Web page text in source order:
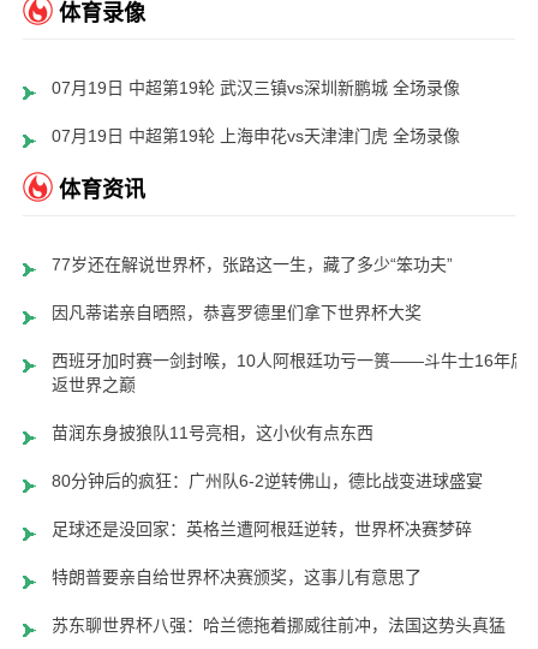
体育录像
07月19日 中超第19轮 武汉三镇vs深圳新鹏城 全场录像
07月19日 中超第19轮 上海申花vs天津津门虎 全场录像
体育资讯
77岁还在解说世界杯，张路这一生，藏了多少“笨功夫”
因凡蒂诺亲自晒照，恭喜罗德里们拿下世界杯大奖
西班牙加时赛一剑封喉，10人阿根廷功亏一篑——斗牛士16年后
返世界之巅
苗润东身披狼队11号亮相，这小伙有点东西
80分钟后的疯狂：广州队6-2逆转佛山，德比战变进球盛宴
足球还是没回家：英格兰遭阿根廷逆转，世界杯决赛梦碎
特朗普要亲自给世界杯决赛颁奖，这事儿有意思了
苏东聊世界杯八强：哈兰德拖着挪威往前冲，法国这势头真猛